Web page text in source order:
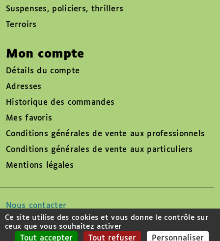
Suspenses, policiers, thrillers
Terroirs
Mon compte
Détails du compte
Adresses
Historique des commandes
Mes favoris
Conditions générales de vente aux professionnels
Conditions générales de vente aux particuliers
Mentions légales
Nous contacter
Suivez-nous sur
Ce site utilise des cookies et vous donne le contrôle sur
ceux que vous souhaitez activer
Tout accepter Tout refuser Personnaliser